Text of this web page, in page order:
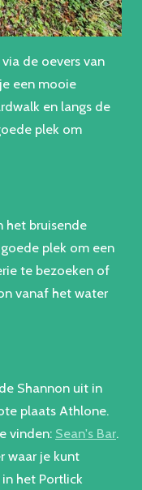
de oevers van
een mooie
en langs de
plek om
het bruisende
plek om een
te bezoeken of
vanaf het water
Shannon uit in
plaats Athlone.
vinden: Sean's Bar.
waar je kunt
het Portlick